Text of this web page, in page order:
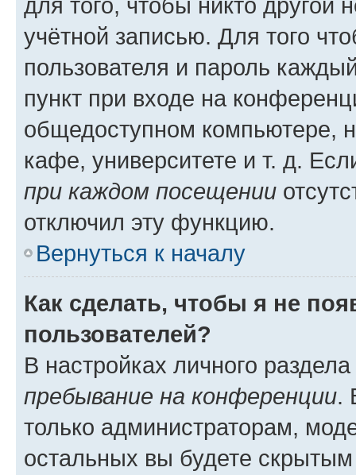
учётной записью. Для того
пользователя и пароль
пункт при входе на
общедоступном компьютере,
кафе, университете и т. д.
при каждом посещении
отключил эту функцию.
Вернуться к началу
Как сделать, чтобы я не
пользователей?
В настройках личного
пребывание на конференции.
только администраторам,
остальных вы будете